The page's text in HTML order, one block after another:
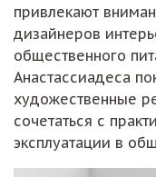
привлекают
дизайнеров
общественного
Анастассиадеса
художественные
сочетаться с
эксплуатации в